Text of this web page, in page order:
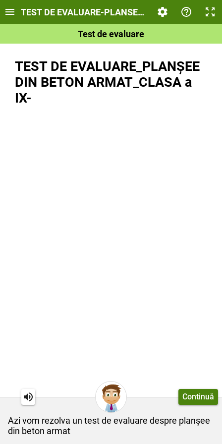
Azi vom rezolva un test de evaluare despre planșee
din beton armat
Continuă
TEST DE EVALUARE-PLANSEE DIN BETON ARMAT
Test de evaluare
TEST DE EVALUARE_PLANȘEE
DIN BETON ARMAT_CLASA a
IX-